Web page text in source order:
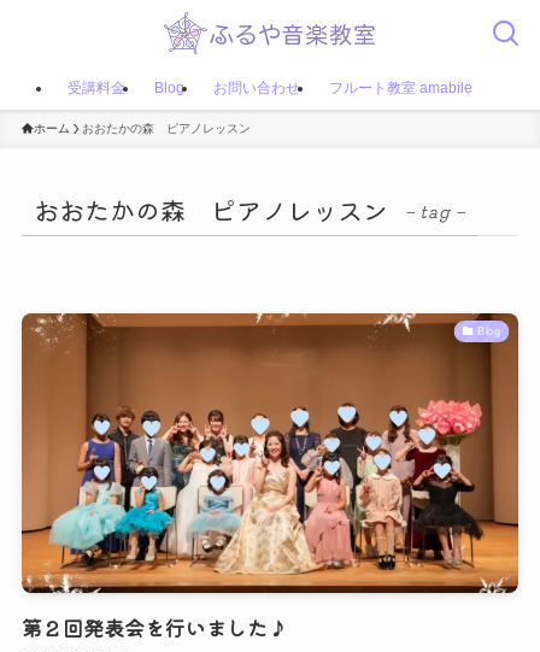
受講料金 Blog お問い合わせ フルート教室 amabile
ホーム おおたかの森 ピアノレッスン
おおたかの森 ピアノレッスン – tag –
Blog
第２回発表会を行いました♪